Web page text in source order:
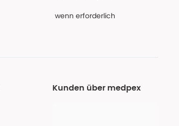
wenn erforderlich
Kunden über medpex